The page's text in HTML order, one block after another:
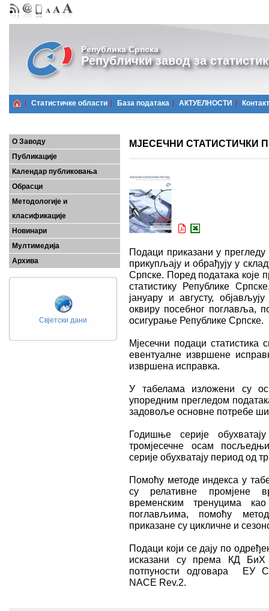
Република Српска
Републички завод за
Статистичке области Базa података АКТУЕЛНОСТИ Контакт
О Заводу
Публикације
Календар публиковања
Обрасци
Методологије и
класификације
Новинари
Мултимедија
Архива
Свјетски дани
МЈЕСЕЧНИ СТАТИСТИЧКИ
Подаци приказани у прегледу
прикупљају и обрађују у
Српске. Поред података које
статистику Републике
јануару и августу,
оквиру посебног поглавља,
осигурање Републике Српске.
Мјесечни подаци
евентуалне извршене
извршена исправка.
У табелама изложени су
упоредним прегледом
задовоље основне потребе
Годишње серије
тромјесечне осам
серије обухватају период од
Помоћу методе индекса у
су релативне промјене
временским тренуцима
поглављима, помоћу
приказане су цикличне и
Подаци који се дају по
исказани су према КД БиХ
потпуности одговара ЕУ
NACE Rev.2.